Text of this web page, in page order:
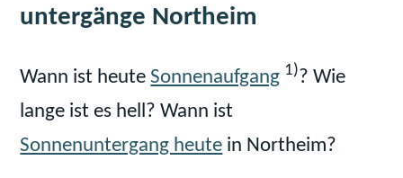
untergänge Northeim
Wann ist heuteSonnenaufgang 1)? Wie
lange ist es hell? Wann ist
Sonnenuntergang heute in Northeim?